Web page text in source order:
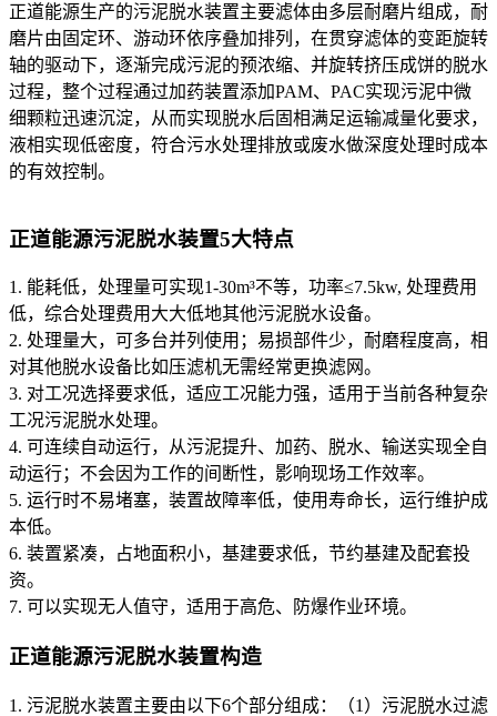
正道能源生产的污泥脱水装置主要滤体由多层耐磨片组成，耐
磨片由固定环、游动环依序叠加排列，在贯穿滤体的变距旋转
轴的驱动下，逐渐完成污泥的预浓缩、并旋转挤压成饼的脱水
过程，整个过程通过加药装置添加PAM、PAC实现污泥中微
细颗粒迅速沉淀，从而实现脱水后固相满足运输减量化要求，
液相实现低密度，符合污水处理排放或废水做深度处理时成本
的有效控制。
正道能源污泥脱水装置5大特点
1. 能耗低，处理量可实现1-30m³不等，功率≤7.5kw, 处理费用
低，综合处理费用大大低地其他污泥脱水设备。
2. 处理量大，可多台并列使用；易损部件少，耐磨程度高，相
对其他脱水设备比如压滤机无需经常更换滤网。
3. 对工况选择要求低，适应工况能力强，适用于当前各种复杂
工况污泥脱水处理。
4. 可连续自动运行，从污泥提升、加药、脱水、输送实现全自
动运行；不会因为工作的间断性，影响现场工作效率。
5. 运行时不易堵塞，装置故障率低，使用寿命长，运行维护成
本低。
6. 装置紧凑，占地面积小，基建要求低，节约基建及配套投
资。
7. 可以实现无人值守，适用于高危、防爆作业环境。
正道能源污泥脱水装置构造
1. 污泥脱水装置主要由以下6个部分组成：（1）污泥脱水过滤